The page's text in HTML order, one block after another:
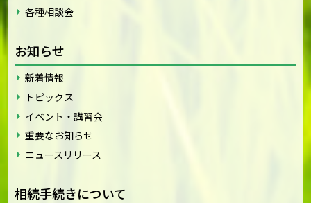
各種相談会
お知らせ
新着情報
トピックス
イベント・講習会
重要なお知らせ
ニュースリリース
相続手続きについて